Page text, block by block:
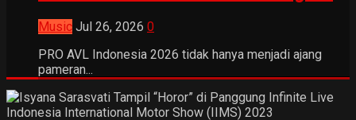
Music Jul 26, 2026 0
PRO AVL Indonesia 2026 tidak hanya menjadi ajang
pameran...